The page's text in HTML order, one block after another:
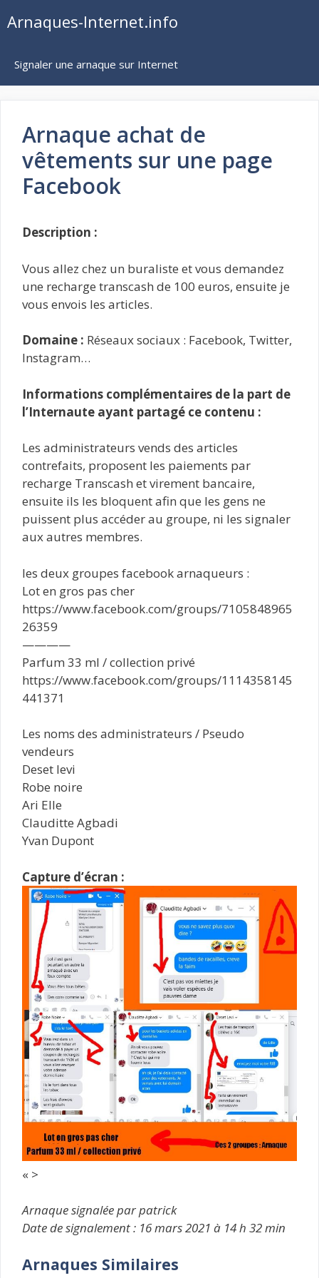
auArnaques-Internet.info
Signaler une arnaque sur Internet
Arnaque achat de
vêtements sur une page
Facebook
Description :
Vous allez chez un buraliste et vous demandez
une recharge transcash de 100 euros, ensuite je
vous envois les articles.
Domaine : Réseaux sociaux : Facebook, Twitter,
Instagram…
Informations complémentaires de la part de
l’Internaute ayant partagé ce contenu :
Les administrateurs vends des articles
contrefaits, proposent les paiements par
recharge Transcash et virement bancaire,
ensuite ils les bloquent afin que les gens ne
puissent plus accéder au groupe, ni les signaler
aux autres membres.
les deux groupes facebook arnaqueurs :
Lot en gros pas cher
https://www.facebook.com/groups/7105848965
26359
————
Parfum 33 ml / collection privé
https://www.facebook.com/groups/1114358145
441371
Les noms des administrateurs / Pseudo
vendeurs
Deset levi
Robe noire
Ari Elle
Clauditte Agbadi
Yvan Dupont
Capture d’écran :
« >
Arnaque signalée par patrick
Date de signalement : 16 mars 2021 à 14 h 32 min
Arnaques Similaires